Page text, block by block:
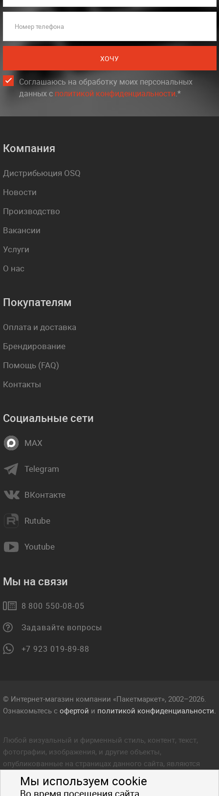
Номер телефона
ХОЧУ
Соглашаюсь на обработку моих персональных
данных c политикой конфиденциальности.*
Мы используем cookie
Компания
Дистрибьюция OSQ
Новости
Производство
Вакансии
Услуги
О нас
Покупателям
Оплата и доставка
Брендирование
Помощь (FAQ)
Контакты
Социальные сети
MAX
Telegram
ВКонтакте
Rutube
Youtube
Мы на связи
8 800 550-08-05
Задавайте вопросы
+7 923 019-89-88
© Интернет-магазин компании «Пакетмаркет», 2002–2026.
Ознакомьтесь с офертой и политикой конфиденциальности.
Любой визуальный и фирменный стиль, контент, текст,
фотографии, изображения, и другие объекты,
опубликованные на страницах данного сайта, являются
объектом прав интеллектуальной собственности компании
Пакетмаркет. Любое копирование стиля, контента, текста,